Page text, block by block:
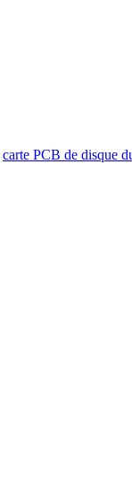
carte PCB de disque